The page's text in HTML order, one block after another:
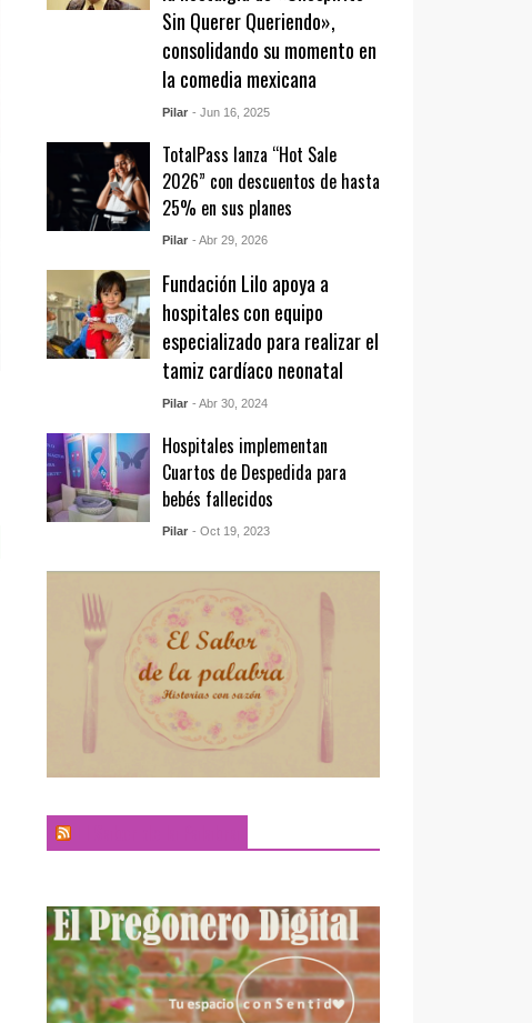
Sin Querer Queriendo»,
consolidando su momento en
la comedia mexicana
Pilar - Jun 16, 2025
TotalPass lanza “Hot Sale
2026” con descuentos de hasta
25% en sus planes
Pilar - Abr 29, 2026
Fundación Lilo apoya a
hospitales con equipo
especializado para realizar el
tamiz cardíaco neonatal
Pilar - Abr 30, 2024
Hospitales implementan
Cuartos de Despedida para
bebés fallecidos
Pilar - Oct 19, 2023